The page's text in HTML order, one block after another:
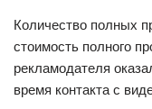
Количество полных
стоимость полного
рекламодателя
время контакта с